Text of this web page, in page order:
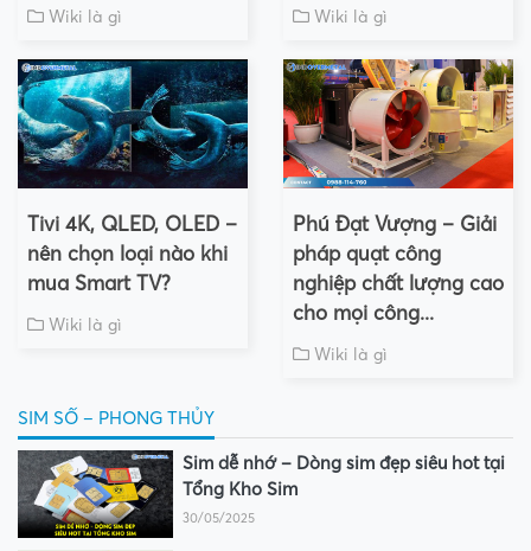
Wiki là gì Wiki là gì
Tivi 4K, QLED, OLED –
nên chọn loại nào khi
mua Smart TV?
Wiki là gì
Phú Đạt Vượng – Giải
pháp quạt công
nghiệp chất lượng cao
cho mọi công...
Wiki là gì
SIM SỐ – PHONG THỦY
Sim dễ nhớ – Dòng sim đẹp siêu hot tại
Tổng Kho Sim
30/05/2025